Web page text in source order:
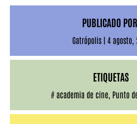
PUBLICADO
Gatrópolis | 4 agosto,
ETIQUETAS
# academia de cine Punto